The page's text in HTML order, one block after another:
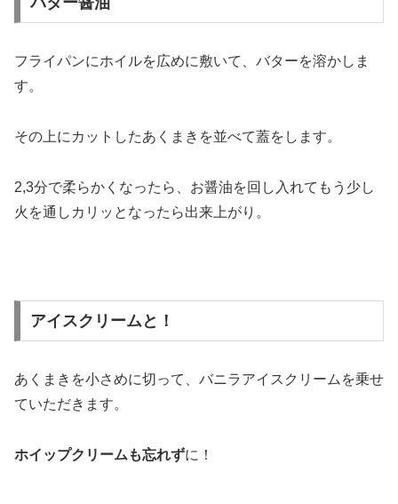
フライパンにホイルを広めに敷いて、バターを溶かしま
す。
その上にカットしたあくまきを並べて蓋をします。
2,3分で柔らかくなったら、お醤油を回し入れてもう少し
火を通しカリッとなったら出来上がり。
アイスクリームと！
あくまきを小さめに切って、バニラアイスクリームを乗せ
ていただきます。
ホイップクリームも忘れずに！